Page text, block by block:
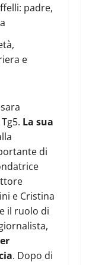
padre,
e
La sua
di
e Cristina
il ruolo di
. Dopo di